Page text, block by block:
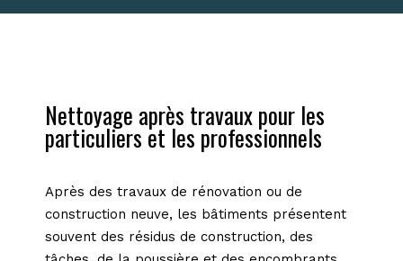
Nettoyage après travaux pour les
particuliers et les professionnels
Après des travaux de rénovation ou de
construction neuve, les bâtiments présentent
souvent des résidus de construction, des